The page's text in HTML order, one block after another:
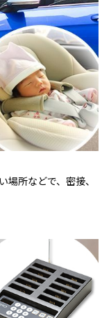
場所などで、密接、